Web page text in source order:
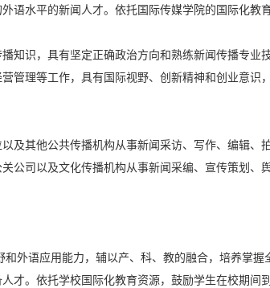
语水平的新闻人才。依托国际传媒学院的国际化教
知识，具有坚定正确政治方向和熟练新闻传播专业
管理等工作，具有国际视野、创新精神和创业意识
及其他公共传播机构从事新闻采访、写作、编辑、
公司以及文化传播机构从事新闻采编、宣传策划、
外语应用能力，辅以产、科、教的融合，培养掌
才。依托学校国际化教育资源，鼓励学生在校期间